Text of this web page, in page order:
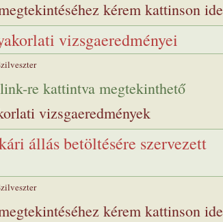
kérem kattinson ide
vizsgaeredményei
re kattintva megtekinthető
vizsgaeredmények
állás betöltésére szervezett
kérem kattinson ide